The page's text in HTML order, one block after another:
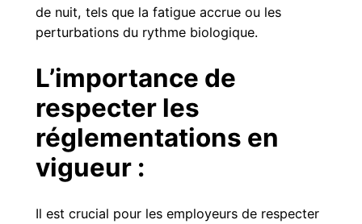
de nuit, tels que la fatigue accrue ou les
perturbations du rythme biologique.
L’importance de
respecter les
réglementations en
vigueur :
Il est crucial pour les employeurs de respecter